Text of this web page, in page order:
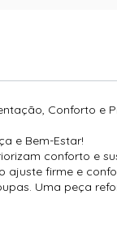
Conforto e
e Bem-Estar!
conforto e
ajuste firme e
Uma peça